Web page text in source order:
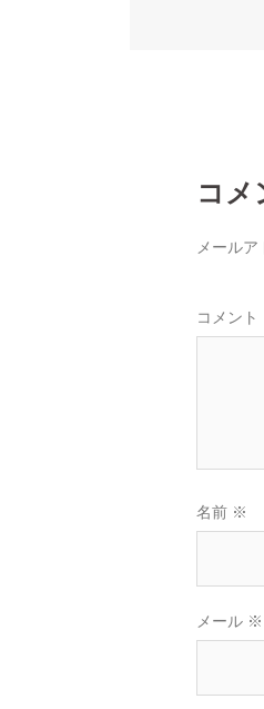
シ
ョ
コメ
メール
コメント
名前 ※
メール ※